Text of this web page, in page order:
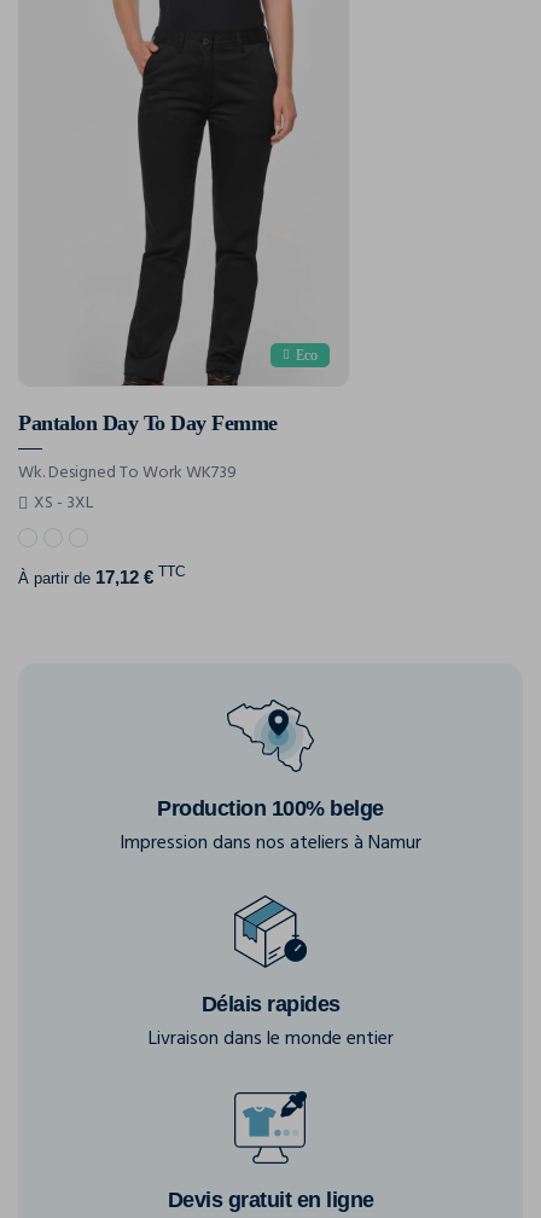
Eco
Pantalon Day To Day Femme
Wk. Designed To Work WK739
XS - 3XL
À partir de 17,12 € TTC
Production 100% belge
Impression dans nos ateliers à Namur
Délais rapides
Livraison dans le monde entier
Devis gratuit en ligne